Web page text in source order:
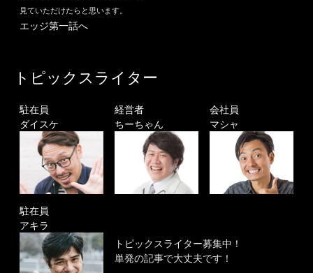
見ていただけたらと思います。
エッジ第一話へ
トピックスライター
駐在員
ダイスケ
経営者
ちーちゃん
会社員
マシャ
駐在員
アキラ
トピックスライター募集中！
単発の記事で大丈夫です！